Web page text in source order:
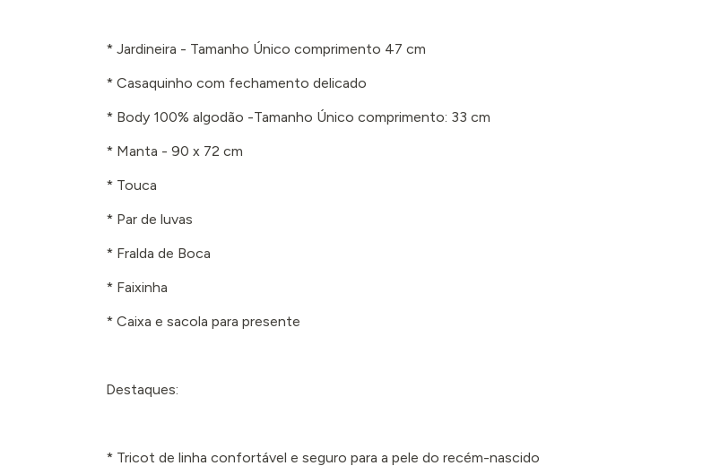
* Jardineira - Tamanho Único comprimento 47 cm
* Casaquinho com fechamento delicado
* Body 100% algodão -Tamanho Único comprimento: 33 cm
* Manta - 90 x 72 cm
* Touca
* Par de luvas
* Fralda de Boca
* Faixinha
* Caixa e sacola para presente
Destaques:
* Tricot de linha confortável e seguro para a pele do recém-nascido